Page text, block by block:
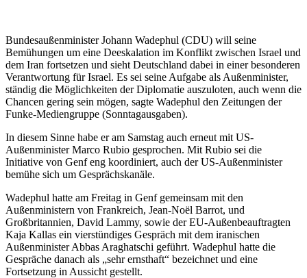
Bundesaußenminister Johann Wadephul (CDU) will seine
Bemühungen um eine Deeskalation im Konflikt zwischen Israel und
dem Iran fortsetzen und sieht Deutschland dabei in einer besonderen
Verantwortung für Israel. Es sei seine Aufgabe als Außenminister,
ständig die Möglichkeiten der Diplomatie auszuloten, auch wenn die
Chancen gering sein mögen, sagte Wadephul den Zeitungen der
Funke-Mediengruppe (Sonntagausgaben).
In diesem Sinne habe er am Samstag auch erneut mit US-
Außenminister Marco Rubio gesprochen. Mit Rubio sei die
Initiative von Genf eng koordiniert, auch der US-Außenminister
bemühe sich um Gesprächskanäle.
Wadephul hatte am Freitag in Genf gemeinsam mit den
Außenministern von Frankreich, Jean-Noël Barrot, und
Großbritannien, David Lammy, sowie der EU-Außenbeauftragten
Kaja Kallas ein vierstündiges Gespräch mit dem iranischen
Außenminister Abbas Araghatschi geführt. Wadephul hatte die
Gespräche danach als „sehr ernsthaft“ bezeichnet und eine
Fortsetzung in Aussicht gestellt.